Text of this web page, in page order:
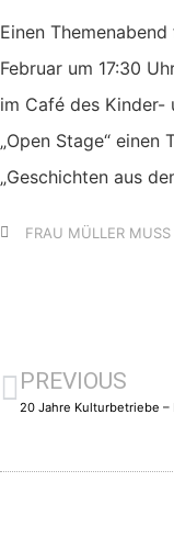
Einen
Februar um 17:30
im Café des Kinder-
„Open Stage“ einen
„Geschichten aus
FRAU MÜLLER MUSS
PREVIOUS